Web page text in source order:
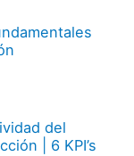
del
| 6 KPI’s